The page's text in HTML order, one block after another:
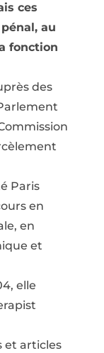
ces
au
fonction
des
Paris
en
en
et
elle
et articles